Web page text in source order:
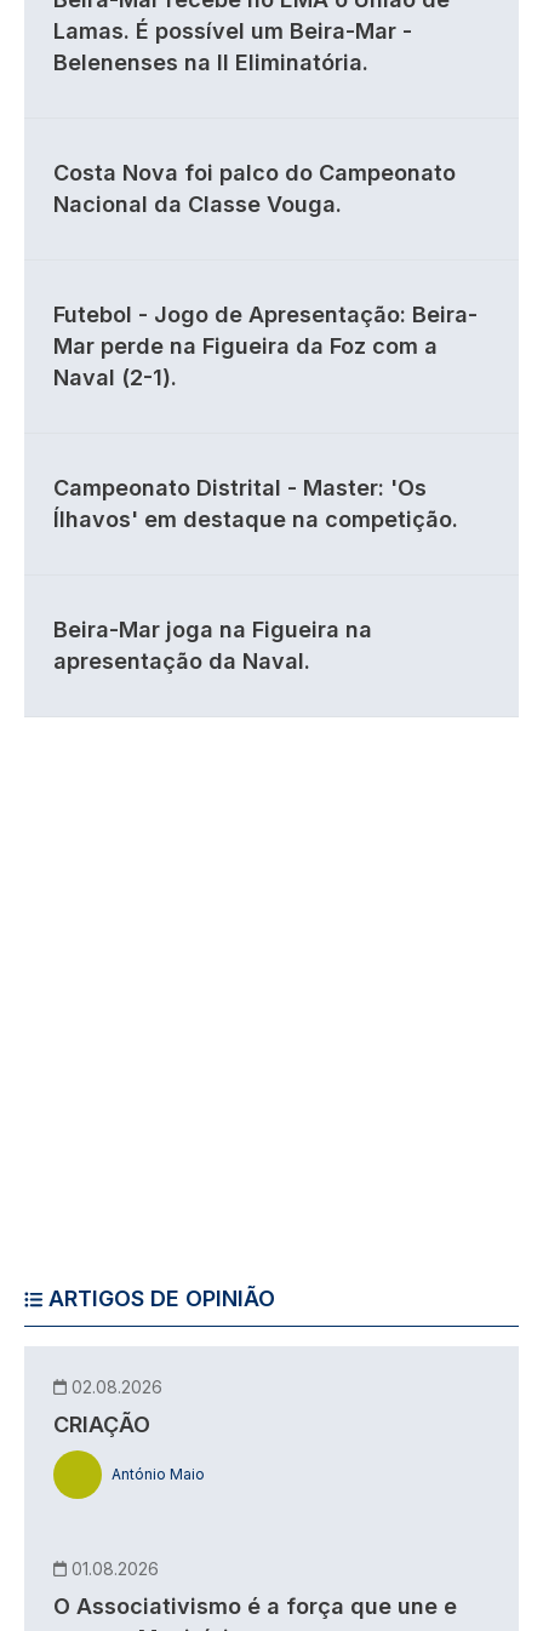
Lamas. É possível um Beira-Mar -
Belenenses na II Eliminatória.
Costa Nova foi palco do Campeonato
Nacional da Classe Vouga.
Futebol - Jogo de Apresentação: Beira-
Mar perde na Figueira da Foz com a
Naval (2-1).
Campeonato Distrital - Master: 'Os
Ílhavos' em destaque na competição.
Beira-Mar joga na Figueira na
apresentação da Naval.
ARTIGOS DE OPINIÃO
02.08.2026
CRIAÇÃO
António Maio
01.08.2026
O Associativismo é a força que une e